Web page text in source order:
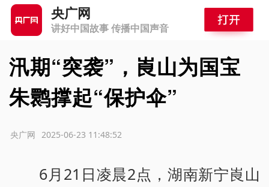
央广网
讲好中国故事 传播中国声音
汛期“突袭”，崀山为国宝
朱鹮撑起“保护伞”
2025-06-23 11:48:52
央广网
6月21日凌晨2点，湖南新宁崀山